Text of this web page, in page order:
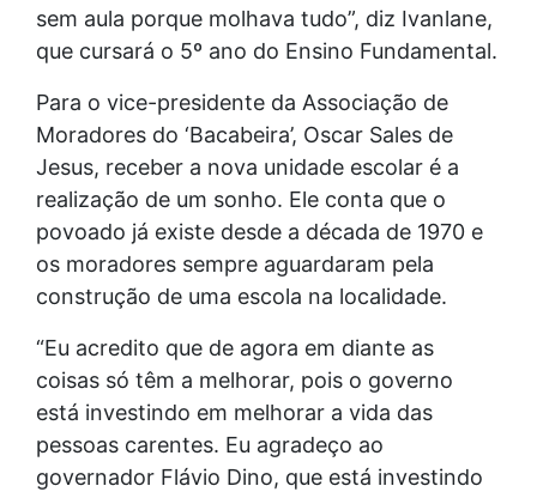
sem aula porque molhava tudo”, diz Ivanlane,
que cursará o 5º ano do Ensino Fundamental.
Para o vice-presidente da Associação de
Moradores do ‘Bacabeira’, Oscar Sales de
Jesus, receber a nova unidade escolar é a
realização de um sonho. Ele conta que o
povoado já existe desde a década de 1970 e
os moradores sempre aguardaram pela
construção de uma escola na localidade.
“Eu acredito que de agora em diante as
coisas só têm a melhorar, pois o governo
está investindo em melhorar a vida das
pessoas carentes. Eu agradeço ao
governador Flávio Dino, que está investindo